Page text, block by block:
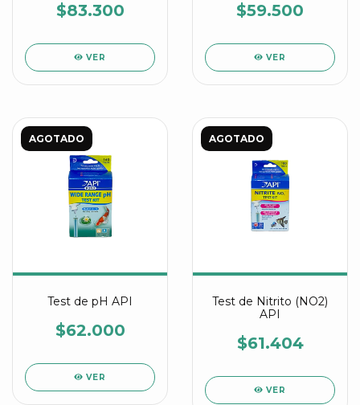
$83.300
VER
$59.500
VER
AGOTADO
Test de pH API
$62.000
VER
AGOTADO
Test de Nitrito (NO2)
API
$61.404
VER